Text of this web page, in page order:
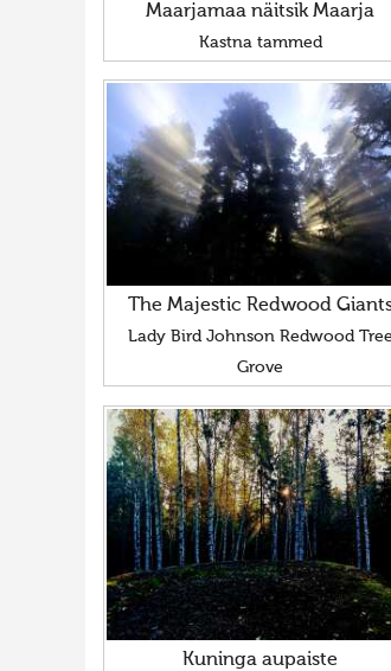
Maarjamaa näitsik Maarja
Kastna tammed
The Majestic Redwood
Lady Bird Johnson Redwood Tree
Grove
Kuninga aupaiste